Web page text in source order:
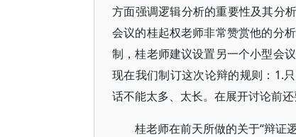
方面强调逻辑分析的重要性及其分
会议的桂起权老师非常赞赏他的分
制，桂老师建议设置另一个小型会
现在我们制订这次论辩的规则：1.
话不能太多、太长。在展开讨论前
桂老师在前天所做的关于“辩证